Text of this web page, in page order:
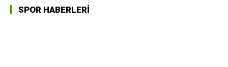
SPOR HABERLERİ